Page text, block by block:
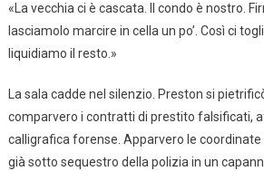
«La vecchia ci è cascata. Il condo è nostro.
lasciamolo marcire in cella un po’. Così ci
liquidiamo il resto.»
La sala cadde nel silenzio. Preston si
comparvero i contratti di prestito falsificati,
calligrafica forense. Apparvero le coordinate
già sotto sequestro della polizia in un